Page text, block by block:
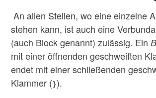
An allen Stellen, wo eine einzelne
stehen kann, ist auch eine
(auch Block genannt) zulässig. Ein
mit einer öffnenden geschweiften
endet mit einer schließenden
Klammer (}).